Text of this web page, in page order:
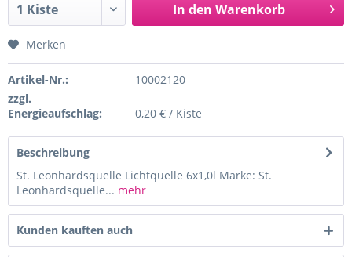
In den Warenkorb
Merken
Artikel-Nr.:
10002120
zzgl.
Energieaufschlag:
0,20 € / Kiste
Beschreibung
St. Leonhardsquelle Lichtquelle 6x1,0l Marke: St.
Leonhardsquelle... mehr
Kunden kauften auch